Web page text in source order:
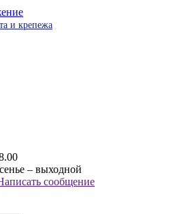
и крепежа
– выходной
сообщение